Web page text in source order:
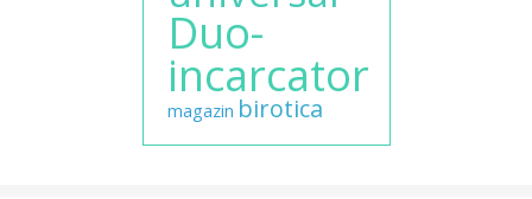
Duo-
incarcator
magazin birotica